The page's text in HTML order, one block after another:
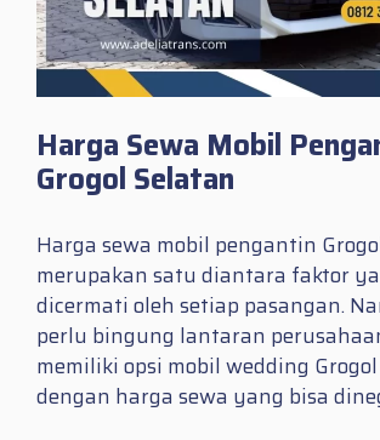
Harga Sewa Mobil
Grogol Selatan
Harga sewa mobil pengantin
merupakan satu diantara faktor
dicermati oleh setiap pasangan.
perlu bingung lantaran
memiliki opsi mobil wedding
dengan harga sewa yang bisa